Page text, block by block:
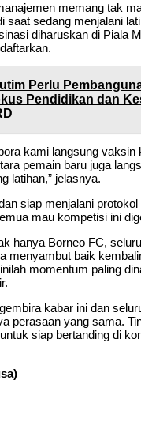
memang tak
saat sedang menjalani
diharuskan di Piala
Perlu
Pendidikan dan
kami langsung vaksin
pemain baru juga
latihan,” jelasnya.
siap menjalani
mau kompetisi ini
hanya Borneo FC,
menyambut baik
momentum paling
kabar ini dan
perasaan yang sama.
siap bertanding di